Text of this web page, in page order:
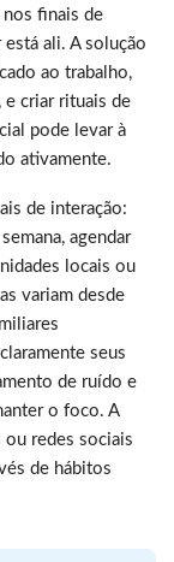
finais de
ali. A solução
ao trabalho,
e criar rituais de
pode levar à
ativamente.
de interação:
agendar
locais ou
variam desde
seus
de ruído e
o foco. A
ou redes sociais
de hábitos